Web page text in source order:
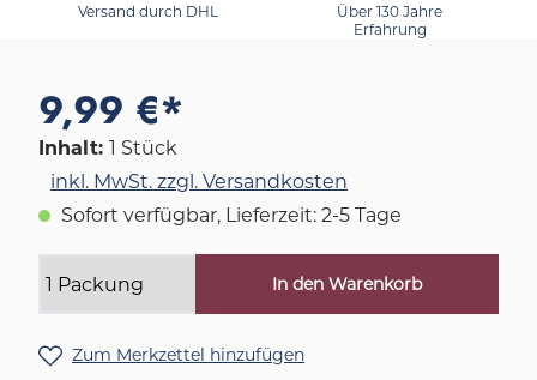
Versand durch DHL
Über 130 Jahre
Erfahrung
9,99 €*
Inhalt: 1 Stück
inkl. MwSt. zzgl. Versandkosten
Sofort verfügbar, Lieferzeit: 2-5 Tage
In den Warenkorb
Zum Merkzettel hinzufügen